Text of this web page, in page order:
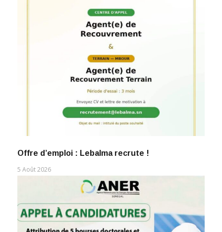
Offre d’emploi : Lebalma recrute !
5 Août 2026